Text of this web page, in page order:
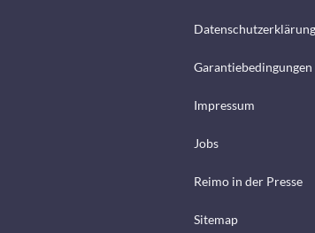
Datenschutzerklärung
Garantiebedingungen
Impressum
Jobs
Reimo in der Presse
Sitemap